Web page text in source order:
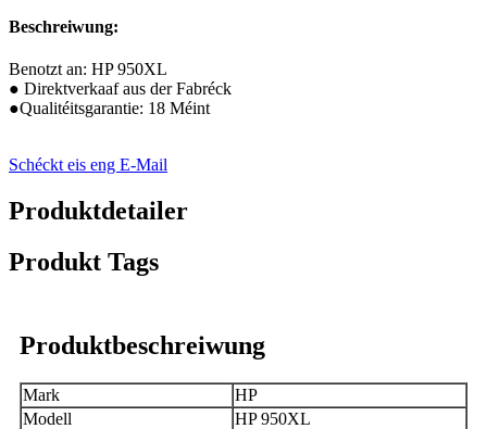
Beschreiwung:
Benotzt an: HP 950XL
● Direktverkaaf aus der Fabréck
●Qualitéitsgarantie: 18 Méint
Schéckt eis eng E-Mail
Produktdetailer
Produkt Tags
Produktbeschreiwung
Mark
HP
Modell
HP 950XL